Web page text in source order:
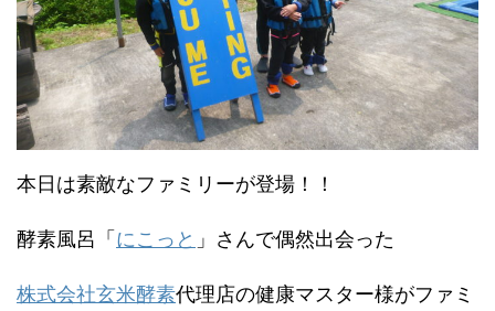
本日は素敵なファミリーが登場！！
酵素風呂「にこっと 」さんで偶然出会った
株式会社玄米酵素代理店の健康マスター様がファミ